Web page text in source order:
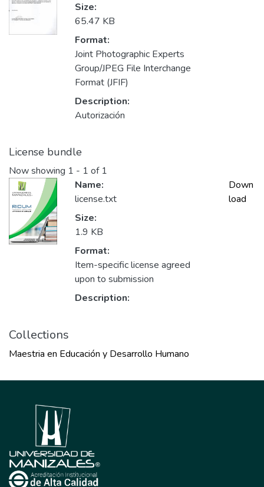
Size:
65.47 KB
Format:
Joint Photographic Experts
Group/JPEG File Interchange
Format (JFIF)
Description:
Autorización
License bundle
Now showing 1 - 1 of 1
Name:
license.txt
Size:
1.9 KB
Format:
Item-specific license agreed
upon to submission
Description:
Down
load
Collections
Maestria en Educación y Desarrollo Humano